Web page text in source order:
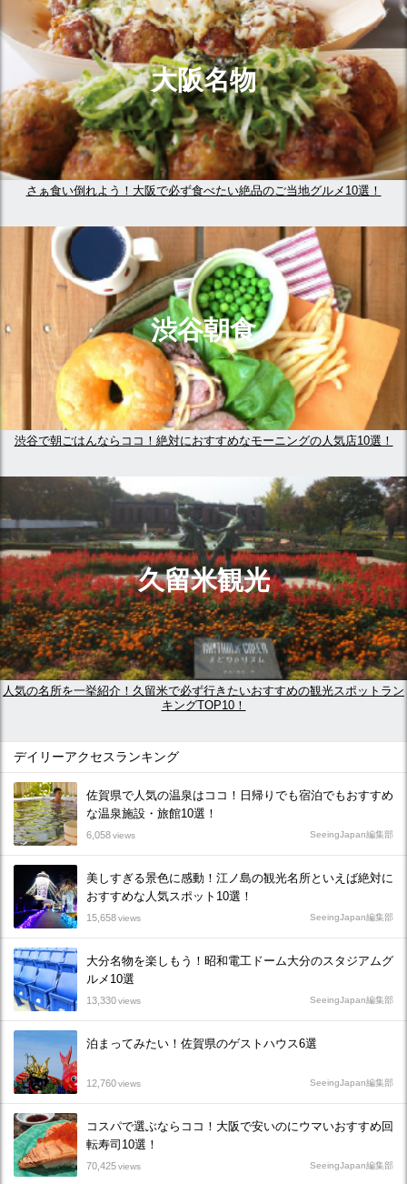
大阪名物
さぁ食い倒れよう！大阪で必ず食べたい絶品のご当地グルメ10選！
渋谷朝食
渋谷で朝ごはんならココ！絶対におすすめなモーニングの人気店10選！
久留米観光
人気の名所を一挙紹介！久留米で必ず行きたいおすすめの観光スポットラン
キングTOP10！
デイリーアクセスランキング
佐賀県で人気の温泉はココ！日帰りでも宿泊でもおすすめ
な温泉施設・旅館10選！
6,058views SeeingJapan編集部
美しすぎる景色に感動！江ノ島の観光名所といえば絶対に
おすすめな人気スポット10選！
15,658views SeeingJapan編集部
大分名物を楽しもう！昭和電工ドーム大分のスタジアムグ
ルメ10選
13,330views SeeingJapan編集部
泊まってみたい！佐賀県のゲストハウス6選
12,760views SeeingJapan編集部
コスパで選ぶならココ！大阪で安いのにウマいおすすめ回
転寿司10選！
70,425views SeeingJapan編集部